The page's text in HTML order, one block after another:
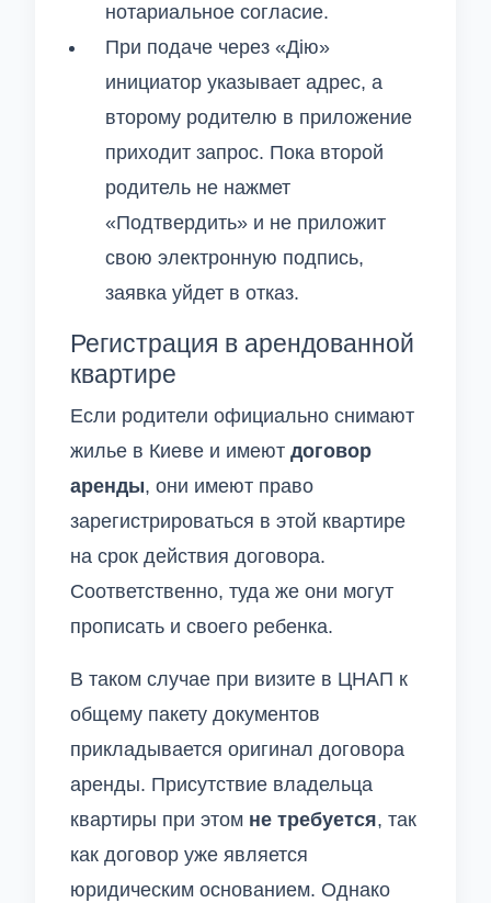
нотариальное согласие.
При подаче через «Дію»
инициатор указывает адрес, а
второму родителю в приложение
приходит запрос. Пока второй
родитель не нажмет
«Подтвердить» и не приложит
свою электронную подпись,
заявка уйдет в отказ.
Регистрация в арендованной
квартире
Если родители официально снимают
жилье в Киеве и имеют договор
аренды, они имеют право
зарегистрироваться в этой квартире
на срок действия договора.
Соответственно, туда же они могут
прописать и своего ребенка.
В таком случае при визите в ЦНАП к
общему пакету документов
прикладывается оригинал договора
аренды. Присутствие владельца
квартиры при этом не требуется, так
как договор уже является
юридическим основанием. Однако